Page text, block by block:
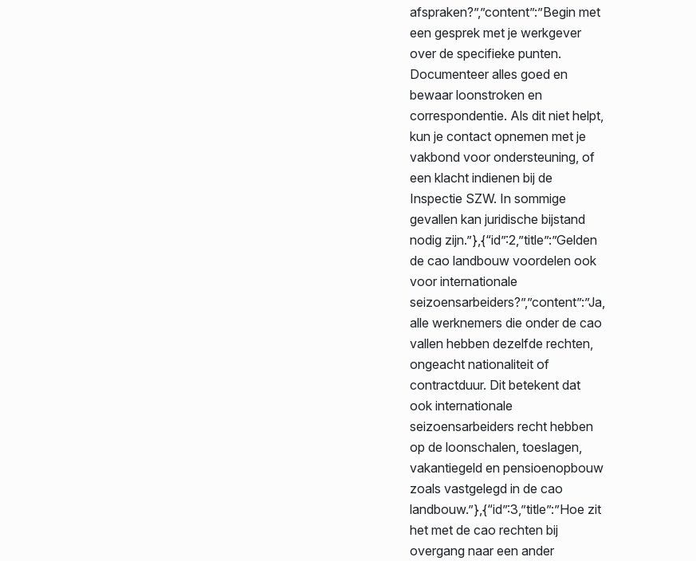
afspraken?”,”content”:”Begin met
een gesprek met je werkgever
over de specifieke punten.
Documenteer alles goed en
bewaar loonstroken en
correspondentie. Als dit niet helpt,
kun je contact opnemen met je
vakbond voor ondersteuning, of
een klacht indienen bij de
Inspectie SZW. In sommige
gevallen kan juridische bijstand
nodig zijn.”},{“id”:2,”title”:”Gelden
de cao landbouw voordelen ook
voor internationale
seizoensarbeiders?”,”content”:”Ja,
alle werknemers die onder de cao
vallen hebben dezelfde rechten,
ongeacht nationaliteit of
contractduur. Dit betekent dat
ook internationale
seizoensarbeiders recht hebben
op de loonschalen, toeslagen,
vakantiegeld en pensioenopbouw
zoals vastgelegd in de cao
landbouw.”},{“id”:3,”title”:”Hoe zit
het met de cao rechten bij
overgang naar een ander